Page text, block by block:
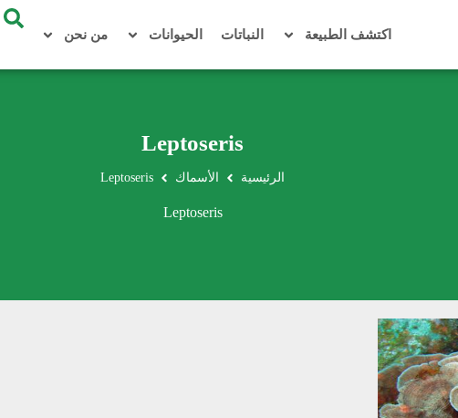
اكتشف الطبيعة النباتات الحيوانات من نحن
Leptoseris
الرئيسية الأسماك Leptoseris
Leptoseris